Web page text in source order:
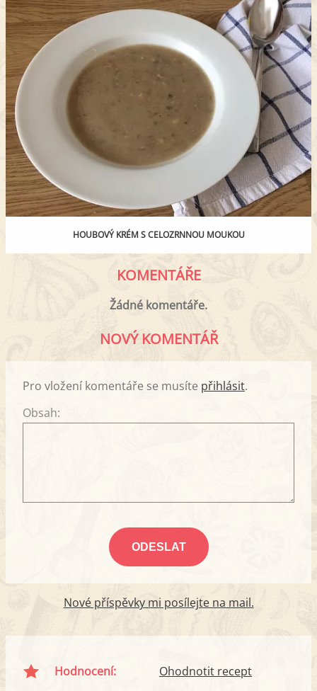
HOUBOVÝ KRÉM S CELOZRNNOU MOUKOU
KOMENTÁŘE
Žádné komentáře.
NOVÝ KOMENTÁŘ
Pro vložení komentáře se musíte přihlásit.
Obsah:
Nové příspěvky mi posílejte na mail.
Hodnocení: Ohodnotit recept